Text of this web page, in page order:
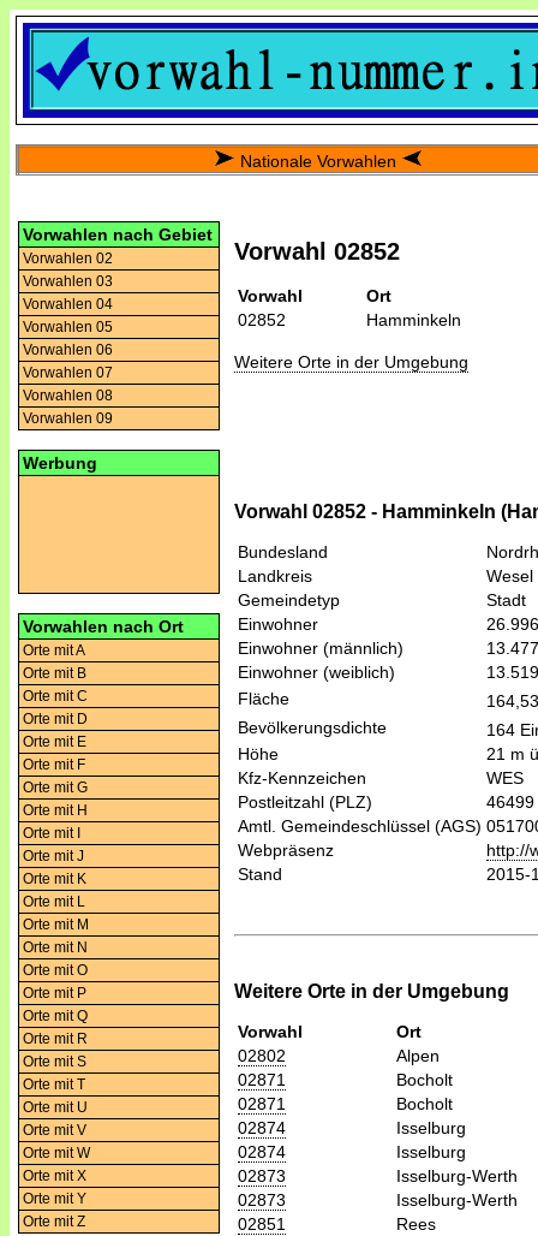
Nationale Vorwahlen
Vorwahlen nach Gebiet
Vorwahlen 02
Vorwahlen 03
Vorwahlen 04
Vorwahlen 05
Vorwahlen 06
Vorwahlen 07
Vorwahlen 08
Vorwahlen 09
Werbung
Vorwahlen nach Ort
Orte mit A
Orte mit B
Orte mit C
Orte mit D
Orte mit E
Orte mit F
Orte mit G
Orte mit H
Orte mit I
Orte mit J
Orte mit K
Orte mit L
Orte mit M
Orte mit N
Orte mit O
Orte mit P
Orte mit Q
Orte mit R
Orte mit S
Orte mit T
Orte mit U
Orte mit V
Orte mit W
Orte mit X
Orte mit Y
Orte mit Z
Vorwahl 02852
Vorwahl
Ort
02852
Hamminkeln
Weitere Orte in der Umgebung
Vorwahl 02852 - Hamminkeln
Bundesland
Landkreis
Wesel
Gemeindetyp
Stadt
Einwohner
26.996
Einwohner (männlich)
13.477
Einwohner (weiblich)
13.519
Fläche
Bevölkerungsdichte
164
Höhe
21 m
Kfz-Kennzeichen
WES
Postleitzahl (PLZ)
46499
Amtl. Gemeindeschlüssel (AGS)
Webpräsenz
http://
Stand
2015-
Weitere Orte in der Umgebung
Vorwahl
Ort
02802
Alpen
02871
Bocholt
02871
Bocholt
02874
Isselburg
02874
Isselburg
02873
Isselburg-Werth
02873
Isselburg-Werth
02851
Rees